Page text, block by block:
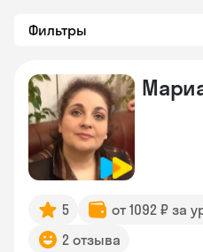
Фильтры
5 от 1092 ₽ за
2 отзыва
Skysmart Chat